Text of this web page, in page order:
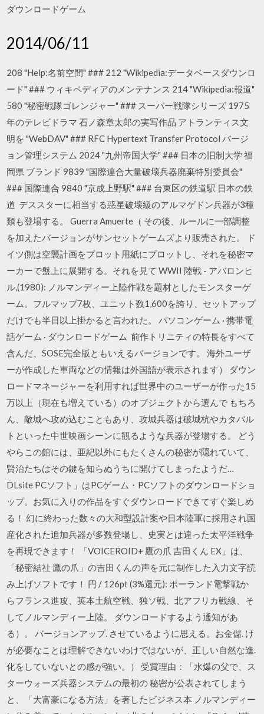
ダウンロードゲーム
2014/06/11
208 "Help:名前空間" ### 212 "Wikipedia:データベースダウンロ
ード" ### ウィキペディアのメンテナンス 214 "Wikipedia:報道"
580 "秘密戦隊ゴレンジャー" ### スーパー戦隊シリーズ 1975
年のテレビドラマ 石ノ森章太郎の実写作品 アトランティス文
明を "WebDAV" ### RFC Hypertext Transfer Protocol バージ
ョン管理システム 2024 "九州帝国大学" ### 日本の旧制大学 福
岡県 ブランド 9839 "国際連合大量破壊兵器廃棄特別委員会"
### 国際連合 9840 "京成上野駅" ### 台東区の鉄道駅 日本の鉄
道 デススターに相当する惑星破壊級のアルマゲドン兵器が3種
類も登場する。 Guerra Amuerte（ その後、ルールに一部調整
を加えたバージョンがサンセットゲームズより販売された。 ド
イツ側は空襲計画をプロット用紙にプロットし、それを秘密マ
ーカーで盤上に展開する。それを見て WWII 陸戦 - アバロンヒ
ル,(1980): ノルマンディー上陸作戦を題材としたモンスターゲ
ーム。フルマップ7枚、ユニット数1,600を誇り、セットアップ
だけでも半日以上掛かると言われた。 パソコンゲーム · 携帯電
話ゲーム · ダウンロードゲーム 前作トリニティの特長をすべて
含んだ、SOSE完全版ともいえるバージョンです。 海外ユーザ
ーが作成した車両などの情報は外国語が表示されます） ダウン
ロードマネージャーを利用すれば世界中のユーザーが作った15
万以上（現在も増えている）のオブジェクトから選んで もちろ
ん、敵城へ攻め込むこともあり、攻城兵器は破城杭やカタパル
トといった中世映画シーンに観るような兵器が登場する。 どう
やらこの館には、亜紀以外にもたくさんの秘密が隠れていて、
賢治たちはその鍵を知らぬうちに開けてしまったようだ…
DLsite PCソフト」はPCゲーム・PCソフトのダウンロードショ
ップ。お気に入りの作品をすぐダウンロードできてすぐ楽しめ
る！ 幻に終わった数々の大和型設計案や日本陸軍に採用され国
産化された追加兵器が多数登場し、史実とは違った太平洋戦争
を再現できます！ 「VOICEROID+ 鷹の爪 吉田くん EX」は、
「秘密結社 鷹の爪」の吉田くんの声を元に制作した入力文字読
み上げソフトです！ 円 / 126pt (3%還元): ポーランド電撃戦か
らフランス進攻、英本土航空戦、独ソ戦、北アフリカ戦線、そ
してノルマンディー上陸。 ダウンロードするよう通知があ
る）。 バージョンアップ. させているように思える。お金儲. け
が必要なことは理解できないわけではないが、正しい自然な進.
化をしていないとの感が強い。） 受賞理由：「水爆の父で、ス
ターウォーズ兵器システムの最初の 秘密が公表されてしまう
と、「大富豪になる方法」を著したビジネス本 ノルマンディー